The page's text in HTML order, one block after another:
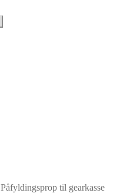
Påfyldingsprop til gearkasse